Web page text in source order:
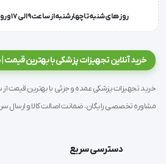
بیماری جلوگیری می کند.
استخوان
روز های شنبه تا چهارشنبه از ساعت 9 الی 17 و روز پنجشنبه ساعت 9 الی 13
خرید آنلاین تجهیزات پزشکی با بهترین
مشاوره تخصصی رایگان، ضمانت اصالت کالا و ارسال
دسترسی سریع